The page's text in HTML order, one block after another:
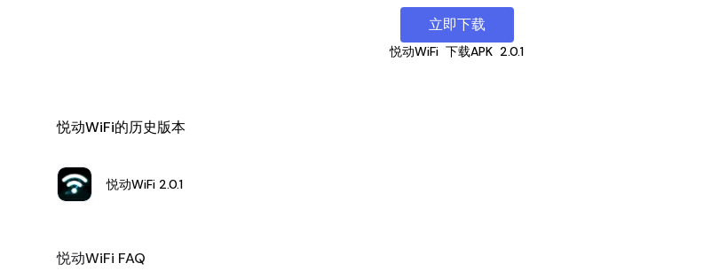
立即下载
悦动WiFi 下载APK 2.0.1
悦动WiFi的历史版本
悦动WiFi 2.0.1
悦动WiFi FAQ